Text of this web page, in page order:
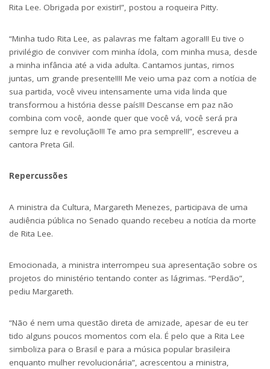
Rita Lee. Obrigada por existir!”, postou a roqueira Pitty.
“Minha tudo Rita Lee, as palavras me faltam agora!!! Eu tive o
privilégio de conviver com minha ídola, com minha musa, desde
a minha infância até a vida adulta. Cantamos juntas, rimos
juntas, um grande presente!!!! Me veio uma paz com a notícia de
sua partida, você viveu intensamente uma vida linda que
transformou a história desse país!!! Descanse em paz não
combina com você, aonde quer que você vá, você será pra
sempre luz e revolução!!! Te amo pra sempre!!!”, escreveu a
cantora Preta Gil.
Repercussões
A ministra da Cultura, Margareth Menezes, participava de uma
audiência pública no Senado quando recebeu a notícia da morte
de Rita Lee.
Emocionada, a ministra interrompeu sua apresentação sobre os
projetos do ministério tentando conter as lágrimas. “Perdão”,
pediu Margareth.
“Não é nem uma questão direta de amizade, apesar de eu ter
tido alguns poucos momentos com ela. É pelo que a Rita Lee
simboliza para o Brasil e para a música popular brasileira
enquanto mulher revolucionária”, acrescentou a ministra,